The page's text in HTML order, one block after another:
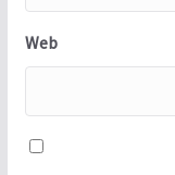
Web